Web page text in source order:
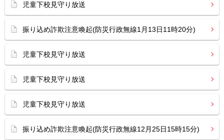
児童下校見守り放送
振り込め詐欺注意喚起(防災行政無線1月13日11時20分)
児童下校見守り放送
児童下校見守り放送
児童下校見守り放送
振り込め詐欺注意喚起(防災行政無線12月25日15時15分)